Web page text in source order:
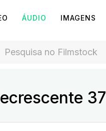
ÁUDIO IMAGENS
37